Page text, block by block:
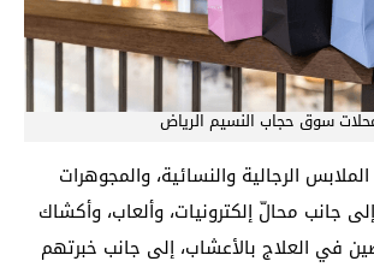
سوق حجاب النسيم الرياض
الرجالية والنسائية، والمجوهرات
جانب محالّ إلكترونيات، وألعاب، وأكشاك
في العلاج بالأعشاب، إلى جانب خبرتهم